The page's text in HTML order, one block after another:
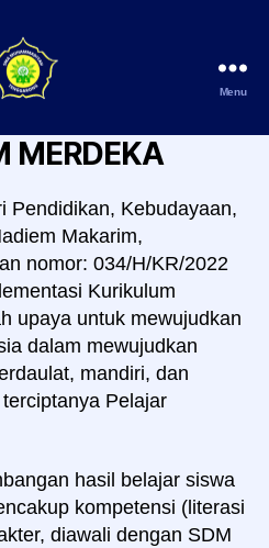
Muhammadiyah
Tenggarong
Menu
MERDEKA
Pendidikan, Kebudayaan,
Makarim,
nomor: 034/H/KR/2022
Kurikulum
upaya untuk mewujudkan
dalam mewujudkan
mandiri, dan
Pelajar
hasil belajar siswa
kompetensi (literasi
diawali dengan SDM